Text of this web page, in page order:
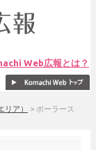
Web広報とは？
リア） > ポーラース